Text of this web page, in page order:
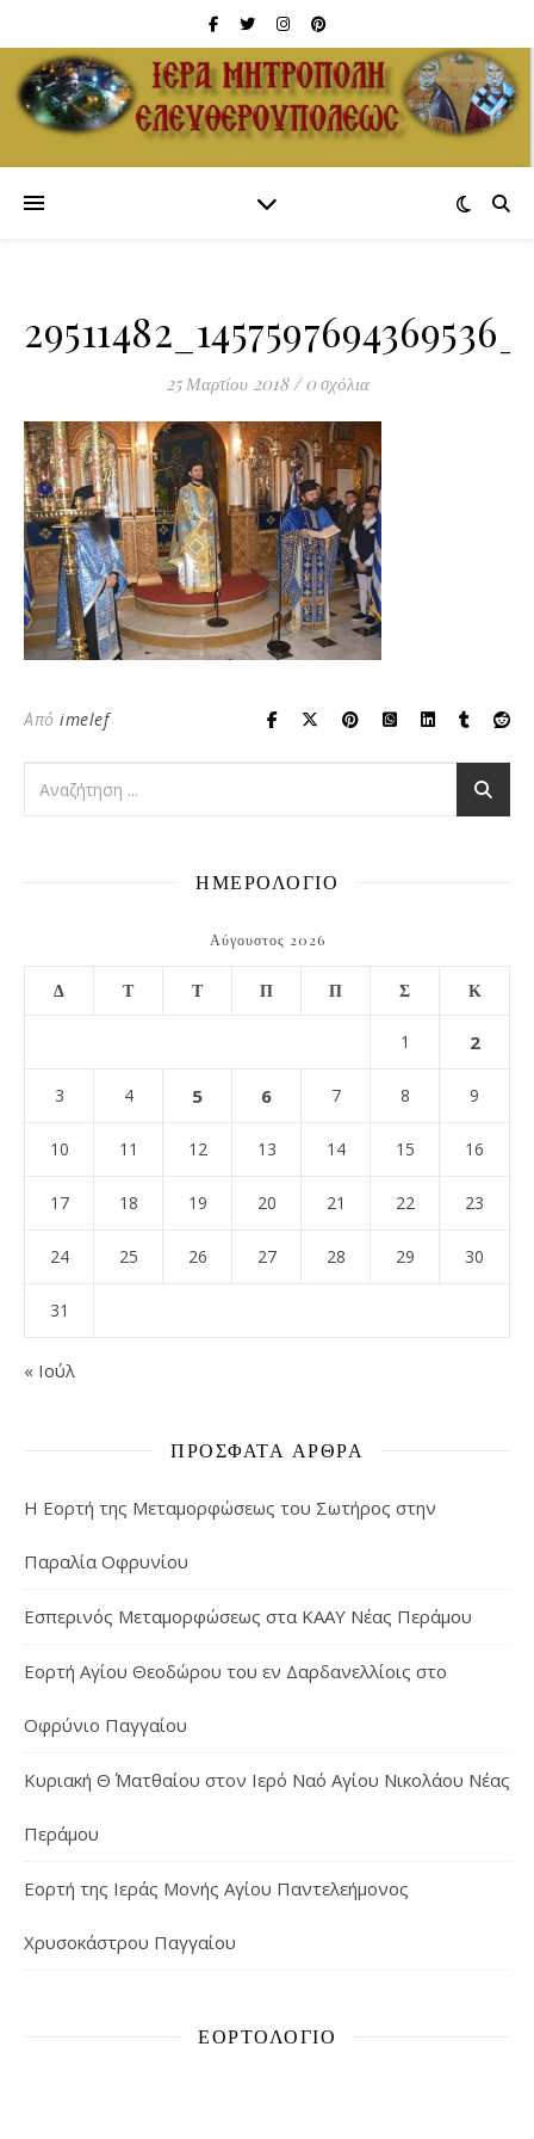
25 Μαρτίου 2018 / 0 σχόλια
Από imelef
ΗΜΕΡΟΛΟΓΙΟ
Αύγουστος 2026
Δ Τ Τ Π Π Σ Κ
1 2
3 4 5 6 7 8 9
10 11 12 13 14 15 16
17 18 19 20 21 22 23
24 25 26 27 28 29 30
31
« Ιούλ
ΠΡΌΣΦΑΤΑ ΆΡΘΡΑ
Η Εορτή της Μεταμορφώσεως του Σωτήρος στην
Παραλία Οφρυνίου
Εσπερινός Μεταμορφώσεως στα ΚΑΑΥ Νέας Περάμου
Εορτή Αγίου Θεοδώρου του εν Δαρδανελλίοις στο
Οφρύνιο Παγγαίου
Κυριακή Θ΄ Ματθαίου στον Ιερό Ναό Αγίου Νικολάου Νέας
Περάμου
Εορτή της Ιεράς Μονής Αγίου Παντελεήμονος
Χρυσοκάστρου Παγγαίου
ΕΟΡΤΟΛΌΓΙΟ